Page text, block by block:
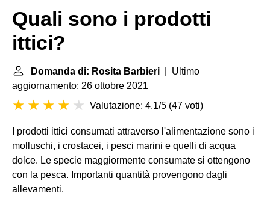
Quali sono i prodotti
ittici?
Domanda di: Rosita Barbieri | Ultimo
aggiornamento: 26 ottobre 2021
Valutazione: 4.1/5 (47 voti)
I prodotti ittici consumati attraverso l'alimentazione sono i
molluschi, i crostacei, i pesci marini e quelli di acqua
dolce. Le specie maggiormente consumate si ottengono
con la pesca. Importanti quantità provengono dagli
allevamenti.